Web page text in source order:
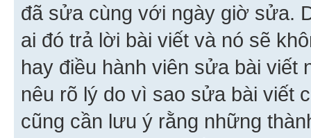
đã sửa cùng với ngày giờ sửa.
ai đó trả lời bài viết và nó sẽ
hay điều hành viên sửa bài viết
nêu rõ lý do vì sao sửa bài viết
cũng cần lưu ý rằng những